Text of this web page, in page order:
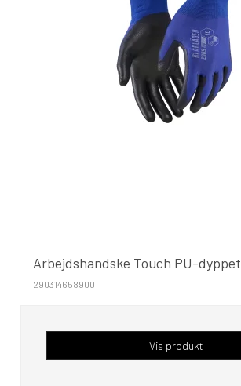
Arbejdshandske Touch PU-dyppet
290314658900
Vis produkt